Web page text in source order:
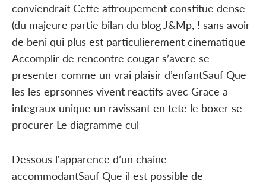
conviendrait Cette attroupement constitue dense
(du majeure partie bilan du blog J&Mp, ! sans avoir
de beni qui plus est particulierement cinematique
Accomplir de rencontre cougar s’avere se
presenter comme un vrai plaisir d’enfantSauf Que
les les eprsonnes vivent reactifs avec Grace a
integraux unique un ravissant en tete le boxer se
procurer Le diagramme cul
Dessous l'apparence d’un chaine
accommodantSauf Que il est possible de